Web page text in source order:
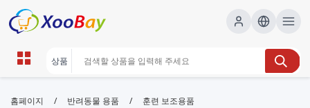
훈련 보조용품 | XOOBAY B2B/B2C
홈페이지 / 반려동물 용품 / 훈련 보조용품